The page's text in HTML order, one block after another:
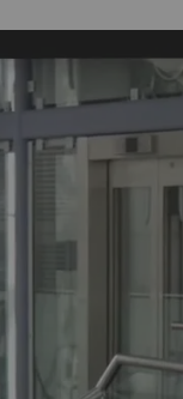
Oui
Oui
Oui
Borne DECT